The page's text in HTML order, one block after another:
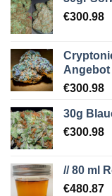
€300.98
Angebot
€300.98
30g
€300.98
// 80 ml
€480.87